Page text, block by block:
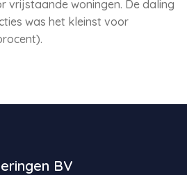
vrijstaande woningen. De daling
was het kleinst voor
BV